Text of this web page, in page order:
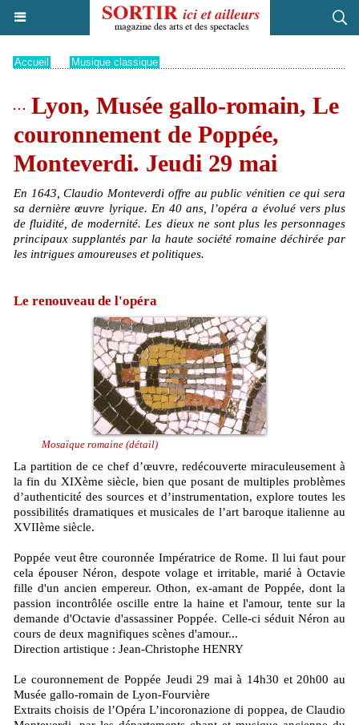
Accueil Musique classique
Lyon, Musée gallo-romain, Le
couronnement de Poppée,
Monteverdi. Jeudi 29 mai
En 1643, Claudio Monteverdi offre au public vénitien ce qui sera
sa dernière œuvre lyrique. En 40 ans, l’opéra a évolué vers plus
de fluidité, de modernité. Les dieux ne sont plus les personnages
principaux supplantés par la haute société romaine déchirée par
les intrigues amoureuses et politiques.
Le renouveau de l'opéra
Mosaïque romaine (détail)
La partition de ce chef d’œuvre, redécouverte miraculeusement à
la fin du XIXème siècle, bien que posant de multiples problèmes
d’authenticité des sources et d’instrumentation, explore toutes les
possibilités dramatiques et musicales de l’art baroque italienne au
XVIIème siècle.
Poppée veut être couronnée Impératrice de Rome. Il lui faut pour
cela épouser Néron, despote volage et irritable, marié à Octavie
fille d'un ancien empereur. Othon, ex-amant de Poppée, dont la
passion incontrôlée oscille entre la haine et l'amour, tente sur la
demande d'Octavie d'assassiner Poppée. Celle-ci séduit Néron au
cours de deux magnifiques scènes d'amour...
Direction artistique : Jean-Christophe HENRY
Le couronnement de Poppée Jeudi 29 mai à 14h30 et 20h00 au
Musée gallo-romain de Lyon-Fourvière
Extraits choisis de l’Opéra L’incoronazione di poppea, de Claudio